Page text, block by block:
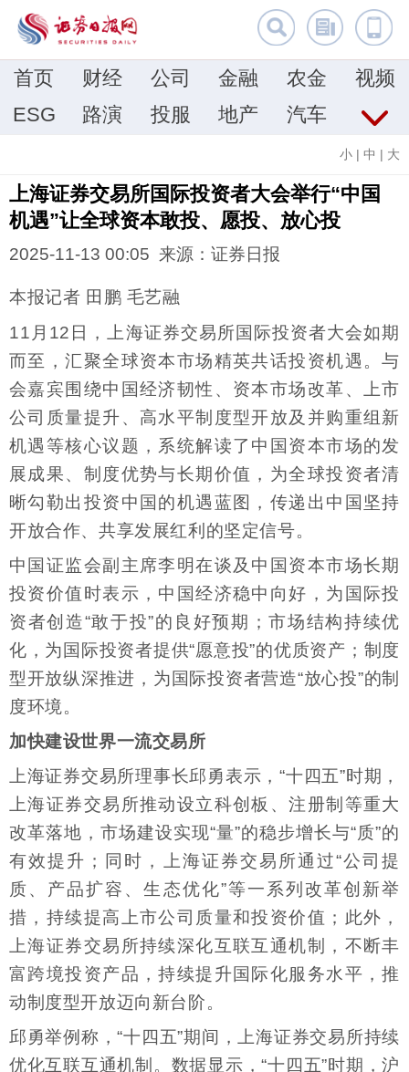
首页 财经 公司 金融 农金
视频
ESG
路演 投服 地产 汽车
小 | 中 | 大
上海证券交易所国际投资者大会举行“中国
机遇”让全球资本敢投、愿投、放心投
2025-11-13 00:05 来源：证券日报
本报记者 田鹏 毛艺融
11月12日，上海证券交易所国际投资者大会如期
而至，汇聚全球资本市场精英共话投资机遇。与
会嘉宾围绕中国经济韧性、资本市场改革、上市
公司质量提升、高水平制度型开放及并购重组新
机遇等核心议题，系统解读了中国资本市场的发
展成果、制度优势与长期价值，为全球投资者清
晰勾勒出投资中国的机遇蓝图，传递出中国坚持
开放合作、共享发展红利的坚定信号。
中国证监会副主席李明在谈及中国资本市场长期
投资价值时表示，中国经济稳中向好，为国际投
资者创造“敢于投”的良好预期；市场结构持续优
化，为国际投资者提供“愿意投”的优质资产；制度
型开放纵深推进，为国际投资者营造“放心投”的制
度环境。
加快建设世界一流交易所
上海证券交易所理事长邱勇表示，“十四五”时期，
上海证券交易所推动设立科创板、注册制等重大
改革落地，市场建设实现“量”的稳步增长与“质”的
有效提升；同时，上海证券交易所通过“公司提
质、产品扩容、生态优化”等一系列改革创新举
措，持续提高上市公司质量和投资价值；此外，
上海证券交易所持续深化互联互通机制，不断丰
富跨境投资产品，持续提升国际化服务水平，推
动制度型开放迈向新台阶。
邱勇举例称，“十四五”期间，上海证券交易所持续
优化互联互通机制。数据显示，“十四五”时期，沪